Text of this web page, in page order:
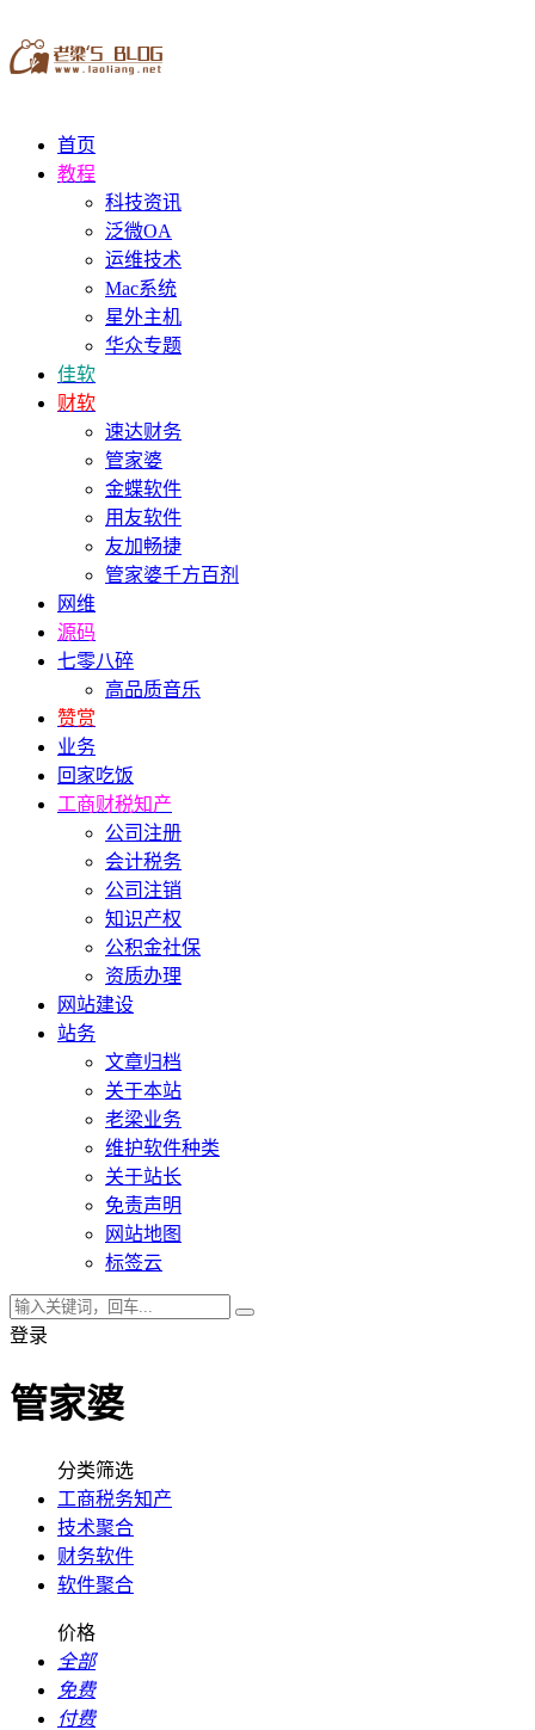
首页
教程
科技资讯
泛微OA
运维技术
Mac系统
星外主机
华众专题
佳软
财软
速达财务
管家婆
金蝶软件
用友软件
友加畅捷
管家婆千方百剂
网维
源码
七零八碎
高品质音乐
赞赏
业务
回家吃饭
工商财税知产
公司注册
会计税务
公司注销
知识产权
公积金社保
资质办理
网站建设
站务
文章归档
关于本站
老梁业务
维护软件种类
关于站长
免责声明
网站地图
标签云
登录
管家婆
分类筛选
工商税务知产
技术聚合
财务软件
软件聚合
价格
全部
免费
付费